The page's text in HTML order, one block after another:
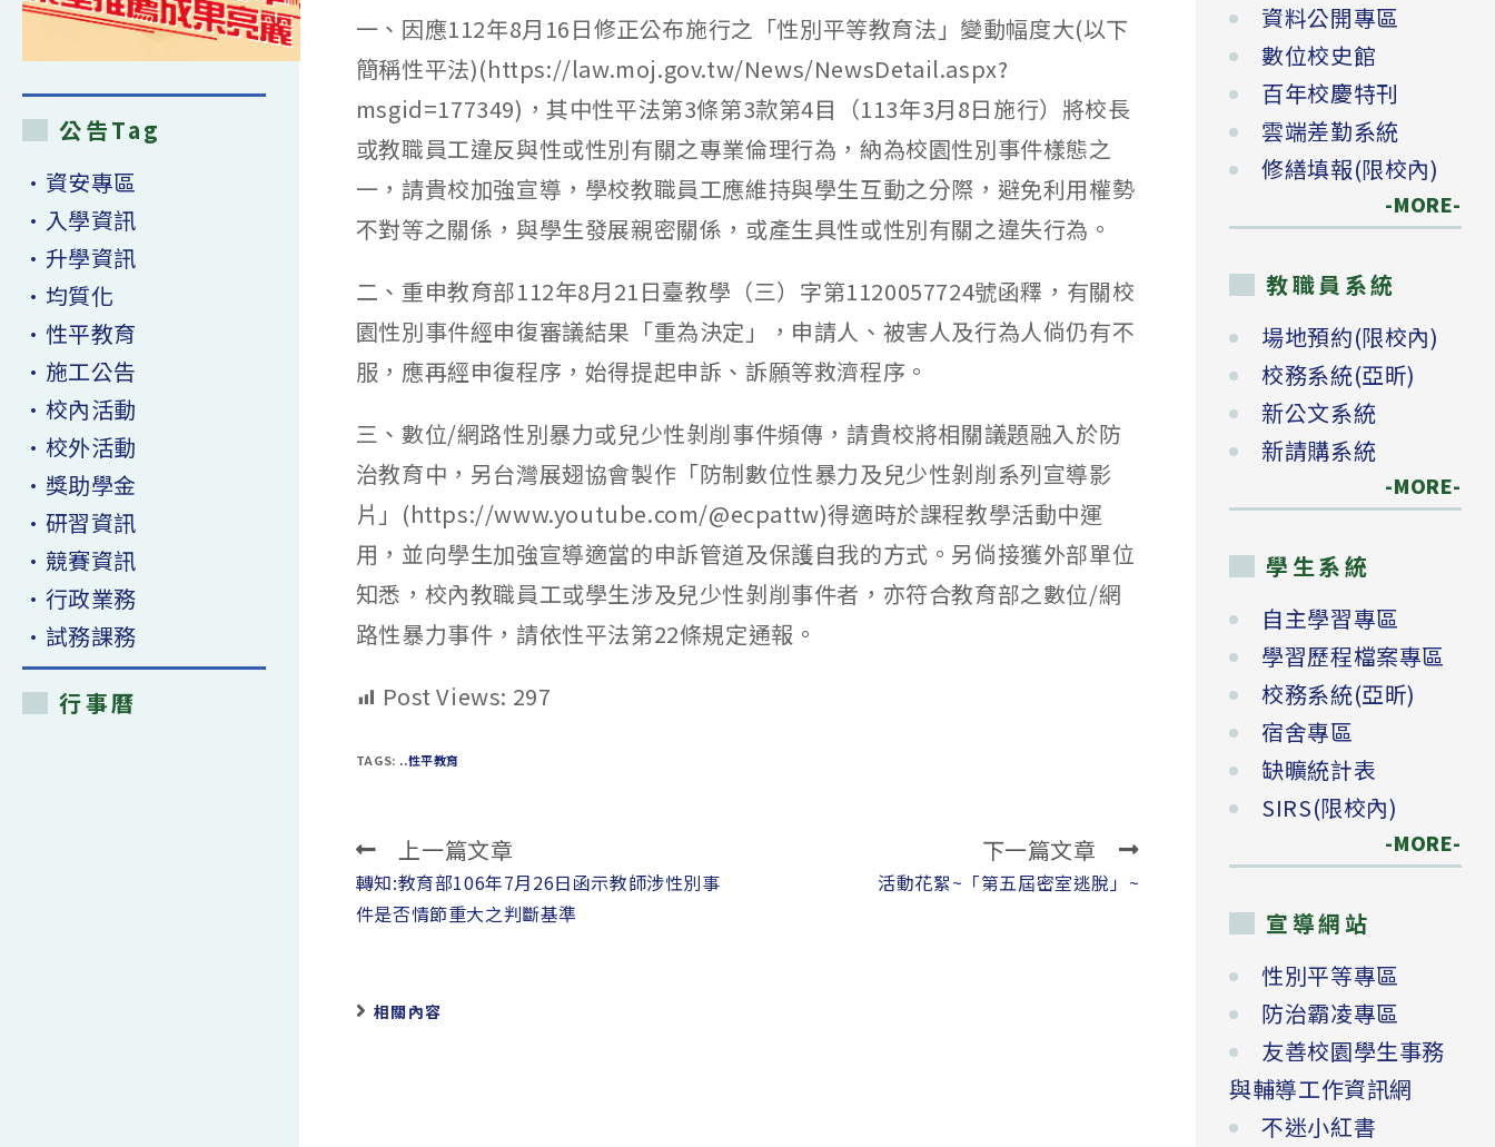
一、因應112年8月16日修正公布施行之「性別平等教育法」變動幅度大(以下
簡稱性平法)(https://law.moj.gov.tw/News/NewsDetail.aspx?
msgid=177349)，其中性平法第3條第3款第4目（113年3月8日施行）將校長
或教職員工違反與性或性別有關之專業倫理行為，納為校園性別事件樣態之
一，請貴校加強宣導，學校教職員工應維持與學生互動之分際，避免利用權勢
不對等之關係，與學生發展親密關係，或產生具性或性別有關之違失行為。
二、重申教育部112年8月21日臺教學（三）字第1120057724號函釋，有關校
園性別事件經申復審議結果「重為決定」，申請人、被害人及行為人倘仍有不
服，應再經申復程序，始得提起申訴、訴願等救濟程序。
三、數位/網路性別暴力或兒少性剝削事件頻傳，請貴校將相關議題融入於防
治教育中，另台灣展翅協會製作「防制數位性暴力及兒少性剝削系列宣導影
片」(https://www.youtube.com/@ecpattw)得適時於課程教學活動中運
用，並向學生加強宣導適當的申訴管道及保護自我的方式。另倘接獲外部單位
知悉，校內教職員工或學生涉及兒少性剝削事件者，亦符合教育部之數位/網
路性暴力事件，請依性平法第22條規定通報。
Post Views: 297
TAGS: ..性平教育
Read
more
articles
上一篇文章
轉知:教育部106年7月26日函示教師涉性別事
件是否情節重大之判斷基準
下一篇文章
活動花絮~「第五屆密室逃脫」~
相關內容
公告Tag
•資安專區
•入學資訊
•升學資訊
•均質化
•性平教育
•施工公告
•校內活動
•校外活動
•獎助學金
•研習資訊
•競賽資訊
•行政業務
•試務課務
行事曆
資料公開專區
數位校史館
百年校慶特刊
雲端差勤系統
修繕填報(限校內)
-MORE-
教職員系統
場地預約(限校內)
校務系統(亞昕)
新公文系統
新請購系統
-MORE-
學生系統
自主學習專區
學習歷程檔案專區
校務系統(亞昕)
宿舍專區
缺曠統計表
SIRS(限校內)
-MORE-
宣導網站
性別平等專區
防治霸凌專區
友善校園學生事務
與輔導工作資訊網
不迷小紅書